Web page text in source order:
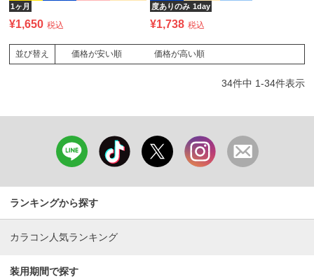
1ヶ月
¥1,650 税込
度ありのみ 1day
¥1,738 税込
並び替え 価格が安い順 価格が高い順
34件中 1-34件表示
ランキングから探す
カラコン人気ランキング
装用期間で探す